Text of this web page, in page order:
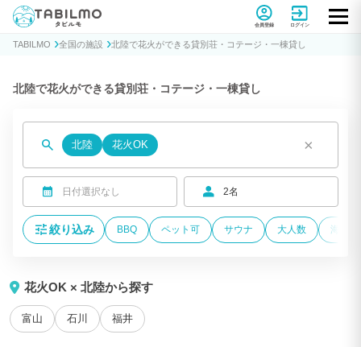
貸別荘コテージ・一棟貸し宿泊予約サイトTABILMO(タビルモ)
会員登録 ログイン
TABILMO 全国の施設 北陸で花火ができる貸別荘・コテージ・一棟貸し
北陸で花火ができる貸別荘・コテージ・一棟貸し
北陸 花火OK ×
日付選択なし 2名
絞り込み BBQ ペット可 サウナ 大人数 海が
花火OK × 北陸から探す
富山 石川 福井